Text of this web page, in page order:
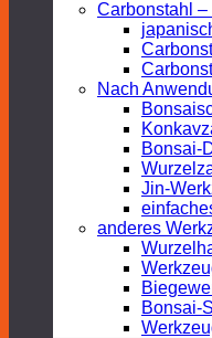
Carbonstahl –
Nach
Bonsai-
Jin-
anderes
Bonsai-